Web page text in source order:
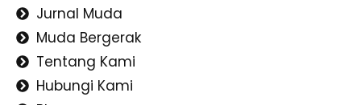
Jurnal Muda
Muda Bergerak
Tentang Kami
Hubungi Kami